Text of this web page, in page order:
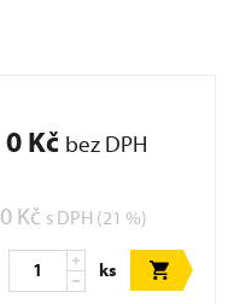
0 Kč bez DPH
0 Kč s DPH (21 %)
ks